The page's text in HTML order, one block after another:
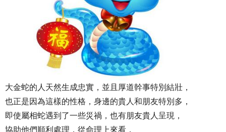
大金蛇的人天然生成忠實，並且厚道幹事特別結壯，
也正是因為這樣的性格，身邊的貴人和朋友特別多，
即使屬相蛇遇到了一些災禍，也有朋友貴人呈現，
協助他們順利處理，從命理上來看，